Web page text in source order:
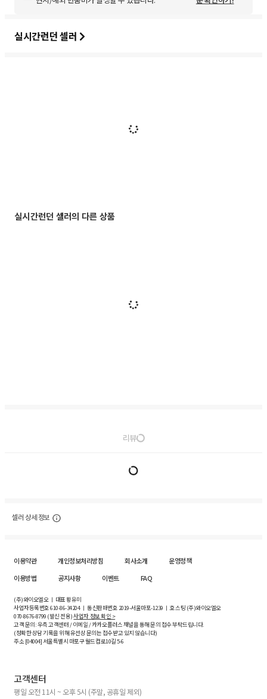
실시간런던 셀러
실시간런던 셀러의 다른 상품
리뷰
셀러 상세 정보
이용약관 개인정보처리방침 회사소개
운영정책
이용방법
공지사항 이벤트 FAQ
(주)와이오엘오 ㅣ 대표 황유미
사업자등록번호610-86-34204ㅣ 통신판매번호 2019-서울마포-1239 ㅣ 호스팅 (주)와이오엘오
070-8676-8799 (발신 전용)사업자 정보 확인 >
고객 문의: 우측 고객센터 / 이메일 / 카카오플러스 채널을 통해 문의 접수 부탁드립니다.
(정확한 상담 기록을 위해 유선상 문의는 접수받고 있지 않습니다)
주소 [04004] 서울특별시 마포구 월드컵로10길5-6
고객센터
평일 오전 11시 ~ 오후 5시 (주말, 공휴일 제외)